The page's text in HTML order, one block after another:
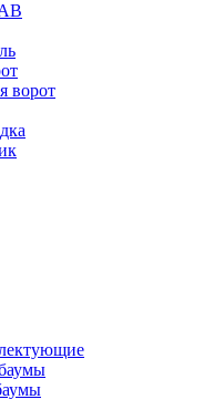
ворот